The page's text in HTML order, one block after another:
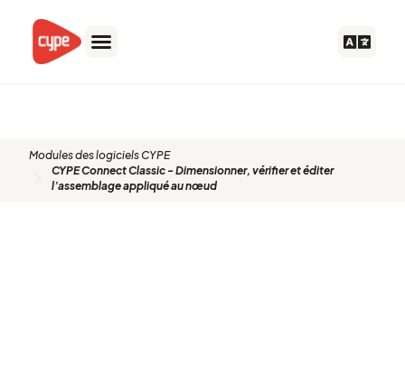
contenu
Modules des logiciels CYPE
CYPE Connect Classic - Dimensionner, vérifier et éditer
l’assemblage appliqué au nœud